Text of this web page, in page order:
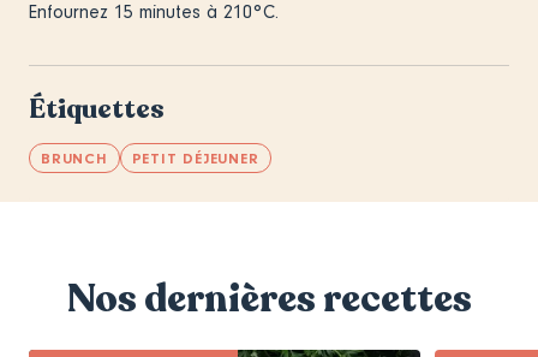
Enfournez 15 minutes à 210°C.
Étiquettes
BRUNCH PETIT DÉJEUNER
Nos dernières recettes